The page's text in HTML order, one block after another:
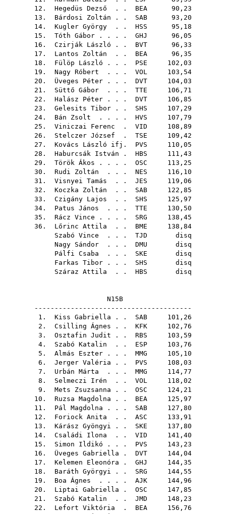
12. Hegedüs Dezső . . BEA 90,23
13. Bárdosi Zoltán . . SAB 93,20
14. Kugler György . . HSS 95,18
15. Tóth Gábor . . . . GHJ
96,05
16. Czirják László . . BVT 96,33
17. Lantos Zoltán . . BEA 96,35
18. Fülöp László . . . PSE 102,03
19. Nagy Róbert . . . VOL 103,54
20. Üveges Péter . . . DVT 104,03
21. Süttő Gábor . . . TTE 106,71
22. Halász Péter . . . DVT 106,85
23. Gelesits Tibor . . SHS 107,29
24. Bán Zsolt . . . . HVS 107,79
25. Viniczai Ferenc . VID 108,89
26. Stelczer József . TSE 109,42
27. Kovács László ifj. PVS 110,05
28. Haburcsák István . HBS 111,43
29. Török Ákos . . . . OSC 113,25
30. Rudi Zoltán . . . NES 116,10
31. Visnyei Tamás . . JES 119,06
32. Koczka Zoltán . . SAB 122,85
33. Czigány Lajos . . SHS 125,97
34. Patus János . . . TTE 130,50
35. Rácz Vince . . . . SRG 138,45
36. Lőrinc Attila . . BME 138,84
Szabó Vince . . . TJD disq
Nagy Sándor . . . DMU disq
Pálfi Csaba . . . SKE disq
Farkas Tibor . . . SHS disq
Száraz Attila . . HBS disq
N15B
---------------------------------------
1. Kiss Gabriella . . SAB 101,26
2. Csilling Ágnes . . KFK 102,76
3. Osztafin Judit . . RBS 103,59
4. Szabó Katalin . . ESP 103,76
5. Almás Eszter . . . MMG 105,10
6. Jerger Valéria . . PVS 108,03
7. Urbán Márta . . . MMG 114,77
8. Selmeczi Irén . . VOL 118,02
9. Mets Zsuzsanna . . OSC 124,21
10. Ruzsa Magdolna . . BEA 125,97
11. Pál Magdolna . . . SAB 127,80
12. Foriock Anita . . ASC 133,91
13. Kárász Gyöngyi . . SKE 137,80
14. Családi Ilona . . VID 141,40
15. Simon Ildikó . . . PVS 143,23
16. Üveges Gabriella . DVT 144,04
17. Kelemen Eleonóra . GHJ
144,35
18. Baráth Györgyi . . SRG 144,55
19. Boa Ágnes . . . . AJK 144,96
20. Liptai Gabriella . OSC 147,85
21. Szabó Katalin . . JMD 148,23
22. Lefort Viktória . BEA 156,76